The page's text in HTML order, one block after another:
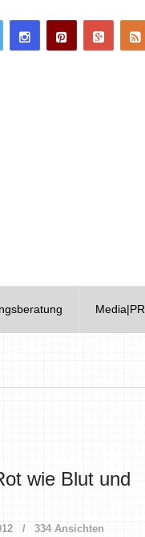
Media|PR
wie Blut und
334 Ansichten